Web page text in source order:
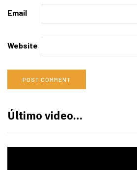
Email
Website
Último video…